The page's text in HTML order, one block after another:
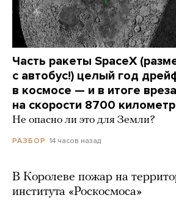
Часть ракеты SpaceX
с автобус!) целый год
в космосе — и в итоге
на скорости 8700
Не опасно ли это для Земли?
РАЗБОР 14 часов назад
В Королеве пожар на
института «Роскосмоса»